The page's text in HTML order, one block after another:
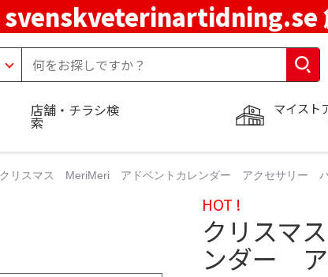
svenskveterinartidning.se
マイスト
店舗・チラシ検
索
クリスマス MeriMeri アドベントカレンダー アクセサリー
HOT !
クリスマ
ンダー